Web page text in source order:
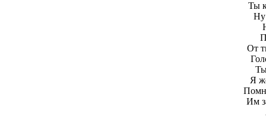
Ты
Ну
От
Я
Им